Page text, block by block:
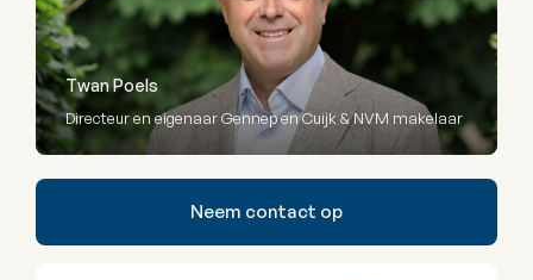
Twan Poels
Directeur en eigenaar Gennep en Cuijk & NVM makelaar
Neem contact op